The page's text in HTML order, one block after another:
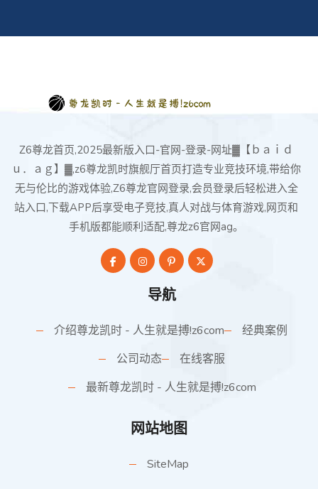
Z6尊龙首页,2025最新版入口-官网-登录-网址▓【ｂａｉｄ
ｕ．ａｇ】▓,z6尊龙凯时旗舰厅首页打造专业竞技环境,带给你
无与伦比的游戏体验,Z6尊龙官网登录,会员登录后轻松进入全
站入口,下载APP后享受电子竞技,真人对战与体育游戏,网页和
手机版都能顺利适配,尊龙z6官网ag。
导航
介绍尊龙凯时 - 人生就是搏!z6com
经典案例
公司动态
在线客服
最新尊龙凯时 - 人生就是搏!z6com
网站地图
SiteMap